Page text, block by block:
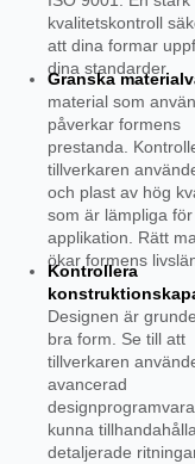
kvalitetskontroll
att dina formar
dina standarder.
Granska
material som
påverkar formens
prestanda.
tillverkaren
och plast av hög
som är lämpliga för
applikation. Rätt
ökar formens
Kontrollera
Designen är
bra form. Se till att
tillverkaren
avancerad
kunna
detaljerade